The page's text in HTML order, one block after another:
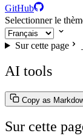
GitHub
Selectionner le
Sur cette page
AI tools
Copy as
Sur cette